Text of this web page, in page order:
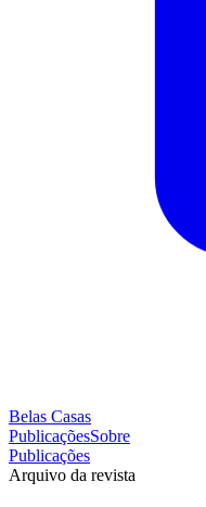
Belas Casas
PublicaçõesSobre
Publicações
Arquivo da revista